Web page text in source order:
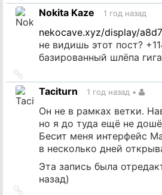
на
источник
Nokita Kaze 1 год назад
nekocave.xyz/display/
не видишь этот пост?
базированный шлёпа
на
источник
Taciturn 1 год назад •
Он не в рамках ветки.
но я до туда ещё не
Бесит меня интерфейс
в несколько дней
Эта запись была
назад)